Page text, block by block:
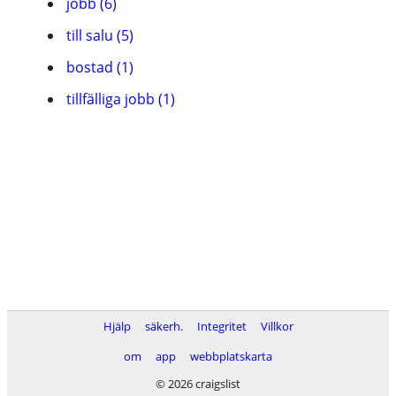
till salu (5)
bostad (1)
tillfälliga jobb (1)
Hjälp säkerh. Integritet
Villkor
om
app
webbplatskarta
© 2026 craigslist